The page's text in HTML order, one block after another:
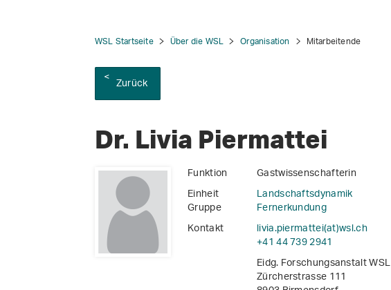
WSL Startseite Über die WSL Organisation Mitarbeitende
Zurück
Dr. Livia Piermattei
Funktion
Gastwissenschafterin
Einheit
Landschaftsdynamik
Gruppe
Fernerkundung
Kontakt
livia.piermattei(at)wsl.ch
+41 44 739 2941
Eidg. Forschungsanstalt WSL
Zürcherstrasse 111